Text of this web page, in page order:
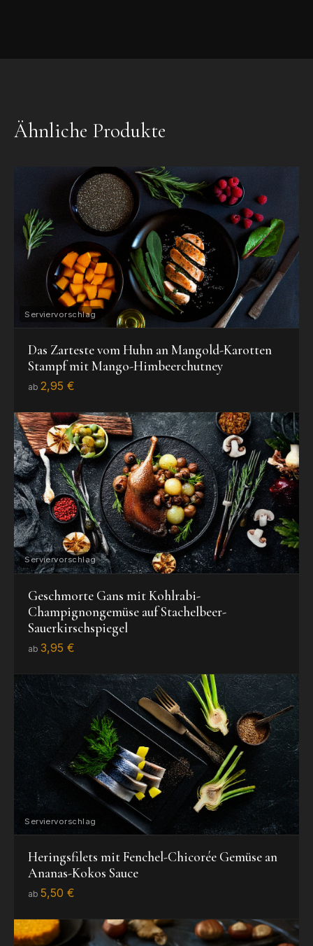
Ähnliche Produkte
Das Zarteste vom Huhn an Mangold-Karotten
Stampf mit Mango-Himbeerchutney
ab 2,95 €
Geschmorte Gans mit Kohlrabi-
Champignongemüse auf Stachelbeer-
Sauerkirschspiegel
ab 3,95 €
Heringsfilets mit Fenchel-Chicorée Gemüse an
Ananas-Kokos Sauce
ab 5,50 €